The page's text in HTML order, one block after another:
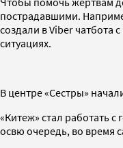
пострадавшими.
создали в Viber чатбота
ситуациях.
В центре «Сестры»
«Китеж» стал работать
освю очередь, во время